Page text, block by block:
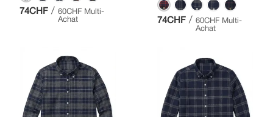
74CHF / 60CHF Multi-
Achat
74CHF / 60CHF Multi-
Achat